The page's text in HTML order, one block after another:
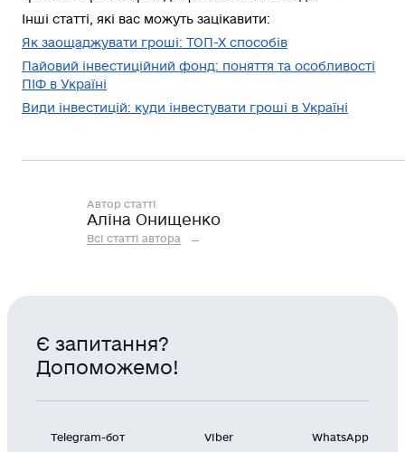
Інші статті, які вас можуть зацікавити:
Як заощаджувати гроші: ТОП-Х способів
Пайовий інвестиційний фонд: поняття та особливості
ПІФ в Україні
Види інвестицій: куди інвестувати гроші в Україні
Автор статті
Аліна Онищенко
Всі статті автора
Є запитання?
Допоможемо!
Telegram-бот Viber WhatsApp